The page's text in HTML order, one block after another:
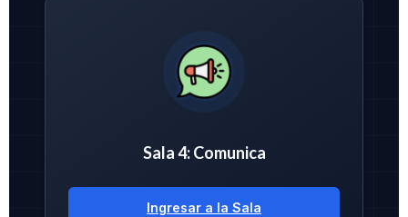
Sala 4: Comunica
Ingresar a la Sala